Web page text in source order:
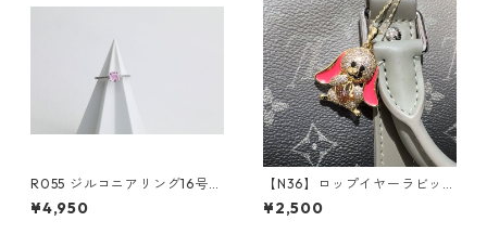
R055 ジルコニアリング16号の
み
¥4,950
【N36】ロップイヤーラビット
モチーフネックレス**SinSin*
¥2,500